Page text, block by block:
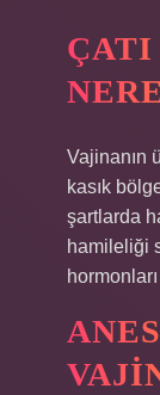
Vajinanın
kasık
şartlarda
hamileliği